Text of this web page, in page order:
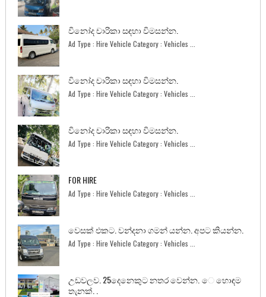
විනෝද චාරිකා සඳහා විමසන්න.
Ad Type : Hire Vehicle Category : Vehicles ...
විනෝද චාරිකා සඳහා විමසන්න.
Ad Type : Hire Vehicle Category : Vehicles ...
විනෝද චාරිකා සඳහා විමසන්න.
Ad Type : Hire Vehicle Category : Vehicles ...
FOR HIRE
Ad Type : Hire Vehicle Category : Vehicles ...
වෙසක් එකට. වන්දනා ගමන් යන්න. අපට කියන්න.
Ad Type : Hire Vehicle Category : Vehicles ...
උඩවලව. 25දෙනෙකුට නතර වෙන්න. ෙ හොඳම
තැනක්. .